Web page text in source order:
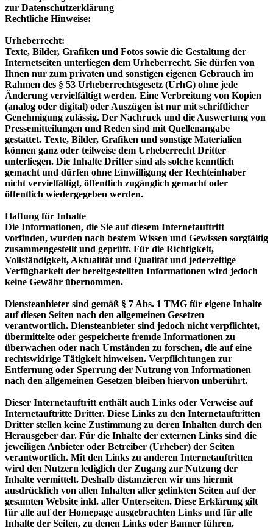
zur Datenschutzerklärung
Rechtliche Hinweise:
Urheberrecht:
Texte, Bilder, Grafiken und Fotos sowie die Gestaltung der
Internetseiten unterliegen dem Urheberrecht. Sie dürfen von
Ihnen nur zum privaten und sonstigen eigenen Gebrauch im
Rahmen des § 53 Urheberrechtsgesetz (UrhG) ohne jede
Änderung vervielfältigt werden. Eine Verbreitung von Kopien
(analog oder digital) oder Auszügen ist nur mit schriftlicher
Genehmigung zulässig. Der Nachruck und die Auswertung von
Pressemitteilungen und Reden sind mit Quellenangabe
gestattet. Texte, Bilder, Grafiken und sonstige Materialien
können ganz oder teilweise dem Urheberrecht Dritter
unterliegen. Die Inhalte Dritter sind als solche kenntlich
gemacht und dürfen ohne Einwilligung der Rechteinhaber
nicht vervielfältigt, öffentlich zugänglich gemacht oder
öffentlich wiedergegeben werden.
Haftung für Inhalte
Die Informationen, die Sie auf diesem Internetauftritt
vorfinden, wurden nach bestem Wissen und Gewissen sorgfältig
zusammengestellt und geprüft. Für die Richtigkeit,
Vollständigkeit, Aktualität und Qualität und jederzeitige
Verfügbarkeit der bereitgestellten Informationen wird jedoch
keine Gewähr übernommen.
Diensteanbieter sind gemäß § 7 Abs. 1 TMG für eigene Inhalte
auf diesen Seiten nach den allgemeinen Gesetzen
verantwortlich. Diensteanbieter sind jedoch nicht verpflichtet,
übermittelte oder gespeicherte fremde Informationen zu
überwachen oder nach Umständen zu forschen, die auf eine
rechtswidrige Tätigkeit hinweisen. Verpflichtungen zur
Entfernung oder Sperrung der Nutzung von Informationen
nach den allgemeinen Gesetzen bleiben hiervon unberührt.
Dieser Internetauftritt enthält auch Links oder Verweise auf
Internetauftritte Dritter. Diese Links zu den Internetauftritten
Dritter stellen keine Zustimmung zu deren Inhalten durch den
Herausgeber dar. Für die Inhalte der externen Links sind die
jeweiligen Anbieter oder Betreiber (Urheber) der Seiten
verantwortlich. Mit den Links zu anderen Internetauftritten
wird den Nutzern lediglich der Zugang zur Nutzung der
Inhalte vermittelt. Deshalb distanzieren wir uns hiermit
ausdrücklich von allen Inhalten aller gelinkten Seiten auf der
gesamten Website inkl. aller Unterseiten. Diese Erklärung gilt
für alle auf der Homepage ausgebrachten Links und für alle
Inhalte der Seiten, zu denen Links oder Banner führen.